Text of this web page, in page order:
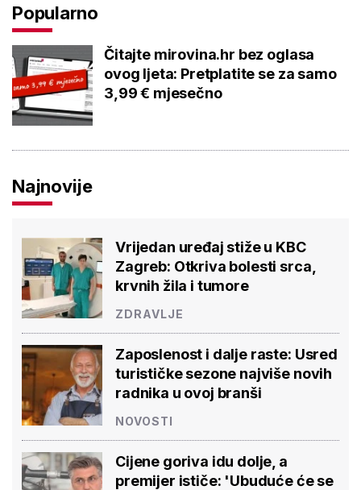
Popularno
Čitajte mirovina.hr bez oglasa
ovog ljeta: Pretplatite se za samo
3,99 € mjesečno
Najnovije
Vrijedan uređaj stiže u KBC
Zagreb: Otkriva bolesti srca,
krvnih žila i tumore
ZDRAVLJE
Zaposlenost i dalje raste: Usred
turističke sezone najviše novih
radnika u ovoj branši
NOVOSTI
Cijene goriva idu dolje, a
premijer ističe: 'Ubuduće će se